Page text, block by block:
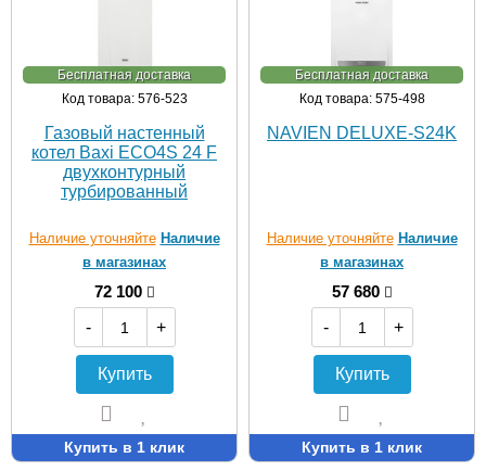
Бесплатная доставка
Код товара: 576-523
Газовый настенный
котел Baxi ECO4S 24 F
двухконтурный
турбированный
Наличие уточняйте Наличие
в магазинах
72 100
-
+
Купить
Купить в 1 клик
Бесплатная доставка
Код товара: 575-498
NAVIEN DELUXE-S24K
Наличие уточняйте Наличие
в магазинах
57 680
-
+
Купить
Купить в 1 клик